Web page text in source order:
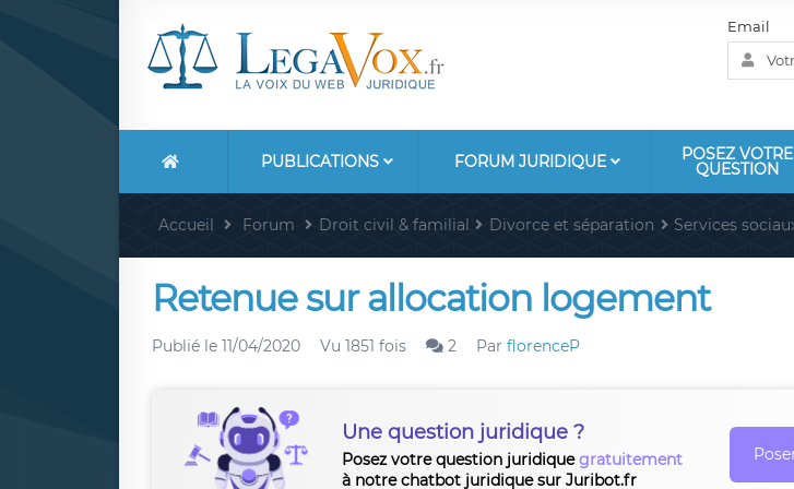
Email
PUBLICATIONS FORUM JURIDIQUE POSEZ VOTRE
QUESTION
Accueil Forum Droit civil & familial Divorce et séparation Services
Retenue sur allocation logement
Publié le 11/04/2020 Vu 1851 fois 2 Par florenceP
Une question juridique ?
Posez votre question juridiquegratuitement
à notre chatbot juridique sur Juribot.fr